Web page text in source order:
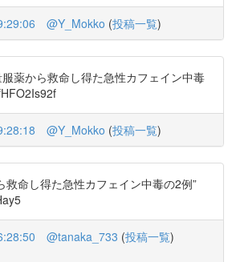
@Y_Mokko (投稿一覧)
薬から救命し得た急性カフェイン中毒
@Y_Mokko (投稿一覧)
救命し得た急性カフェイン中毒の2例”
@tanaka_733 (投稿一覧)